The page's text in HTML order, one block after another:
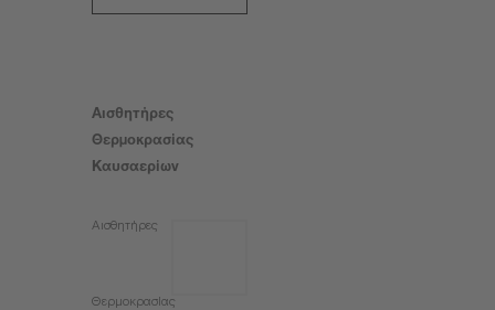
Αισθητήρες
Θερμοκρασίας
Καυσαερίων
Αισθητήρες
Θερμοκρασίας